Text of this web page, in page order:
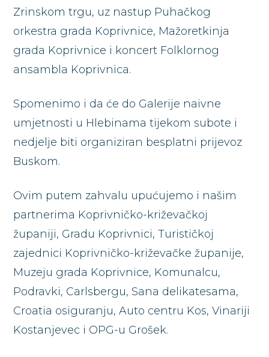
Zrinskom trgu, uz nastup Puhačkog
orkestra grada Koprivnice, Mažoretkinja
grada Koprivnice i koncert Folklornog
ansambla Koprivnica.
Spomenimo i da će do Galerije naivne
umjetnosti u Hlebinama tijekom subote i
nedjelje biti organiziran besplatni prijevoz
Buskom.
Ovim putem zahvalu upućujemo i našim
partnerima Koprivničko-križevačkoj
županiji, Gradu Koprivnici, Turističkoj
zajednici Koprivničko-križevačke županije,
Muzeju grada Koprivnice, Komunalcu,
Podravki, Carlsbergu, Sana delikatesama,
Croatia osiguranju, Auto centru Kos, Vinariji
Kostanjevec i OPG-u Grošek.